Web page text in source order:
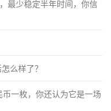
最少稳定半年时间，你信
么样了？
一枚，你还认为它是一场